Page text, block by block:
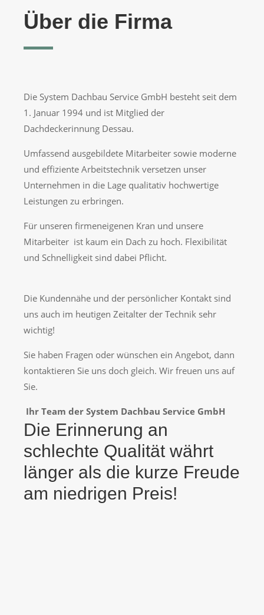
Über die Firma
Die System Dachbau Service GmbH besteht seit dem
1. Januar 1994 und ist Mitglied der
Dachdeckerinnung Dessau.
Umfassend ausgebildete Mitarbeiter sowie moderne
und effiziente Arbeitstechnik versetzen unser
Unternehmen in die Lage qualitativ hochwertige
Leistungen zu erbringen.
Für unseren firmeneigenen Kran und unsere
Mitarbeiter ist kaum ein Dach zu hoch. Flexibilität
und Schnelligkeit sind dabei Pflicht.
Die Kundennähe und der persönlicher Kontakt sind
uns auch im heutigen Zeitalter der Technik sehr
wichtig!
Sie haben Fragen oder wünschen ein Angebot, dann
kontaktieren Sie uns doch gleich. Wir freuen uns auf
Sie.
Ihr Team der System Dachbau Service GmbH
Die Erinnerung an
schlechte Qualität währt
länger als die kurze Freude
am niedrigen Preis!